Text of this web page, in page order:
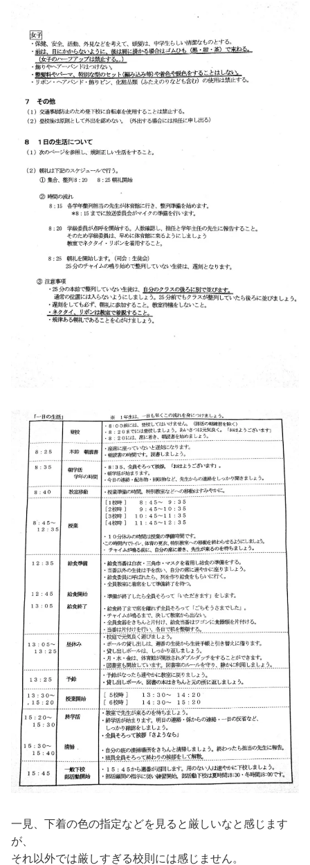
一見、下着の色の指定などを見ると厳しいなと感じます
が、
それ以外では厳しすぎる校則には感じません。